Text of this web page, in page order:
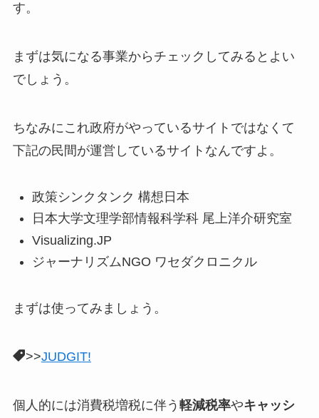
す。
まずは気になる事業からチェックしてみるとよい
でしょう。
ちなみにこれ政府がやっているサイトではなくて
下記の民間が運営しているサイトなんですよ。
政策シンクタンク 構想日本
日本大学文理学部情報科学科 尾上洋介研究室
Visualizing.JP
ジャーナリズムNGO ワセダクロニクル
まずは使ってみましょう。
>>JUDGIT!
個人的には消費税増税に伴う 軽減税率やキャッシ